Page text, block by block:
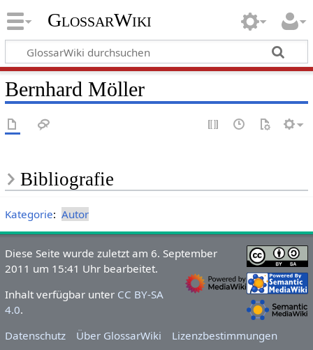
GlossarWiki
Bernhard Möller
Bibliografie
Kategorie: Autor
Diese Seite wurde zuletzt am 6. September
2011 um 15:41 Uhr bearbeitet.
Inhalt verfügbar unter CC BY-SA
4.0.
Datenschutz
Über GlossarWiki Lizenzbestimmungen